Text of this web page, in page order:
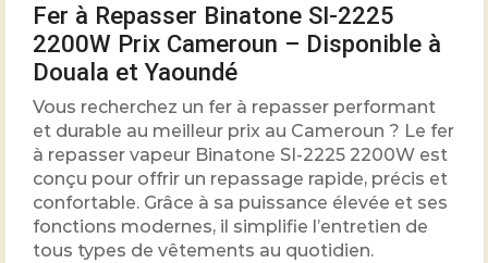
Fer à Repasser Binatone SI-2225
2200W Prix Cameroun – Disponible à
Douala et Yaoundé
Vous recherchez un fer à repasser performant
et durable au meilleur prix au Cameroun ? Le fer
à repasser vapeur Binatone SI-2225 2200W est
conçu pour offrir un repassage rapide, précis et
confortable. Grâce à sa puissance élevée et ses
fonctions modernes, il simplifie l’entretien de
tous types de vêtements au quotidien.